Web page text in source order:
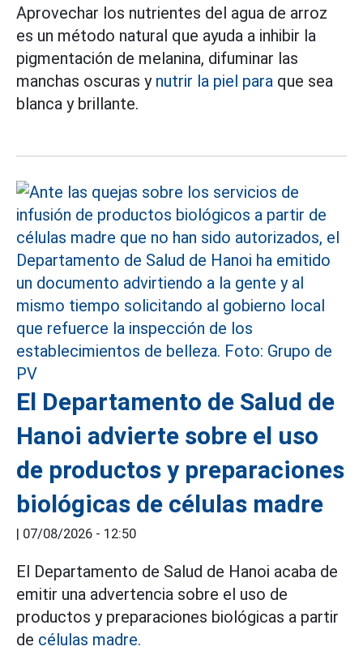
Aprovechar los nutrientes del agua de arroz
es un método natural que ayuda a inhibir la
pigmentación de melanina, difuminar las
manchas oscuras y nutrir la piel para que sea
blanca y brillante.
El Departamento de Salud de
Hanoi advierte sobre el uso
de productos y preparaciones
biológicas de células madre
07/08/2026 - 12:50
El Departamento de Salud de Hanoi acaba de
emitir una advertencia sobre el uso de
productos y preparaciones biológicas a partir
de células madre.